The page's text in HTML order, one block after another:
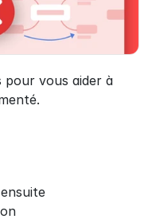
pour vous aider à